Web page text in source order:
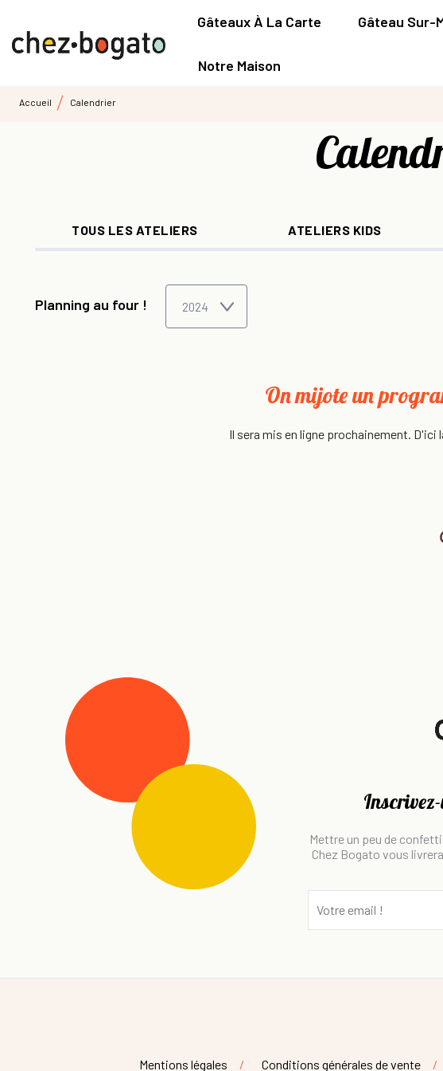
Gâteaux À La Carte Gâteau Sur-
Notre Maison
Accueil Calendrier
TOUS LES ATELIERS ATELIERS KIDS
Planning au four !
On mijote un
Il sera mis en ligne prochainement.
Mettre un peu de
Chez Bogato vous
Mentions légales Conditions générales de vente